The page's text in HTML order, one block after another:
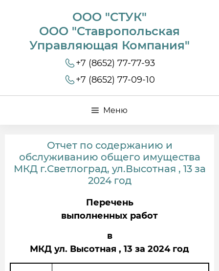
ООО "СТУК"
ООО "Ставропольская
Управляющая Компания"
+7 (8652) 77-77-93
+7 (8652) 77-09-10
Меню
Отчет по содержанию и
обслуживанию общего имущества
МКД г.Светлоград, ул.Высотная , 13 за
2024 год
Перечень
выполненных работ
в
МКД ул. Высотная , 13 за 2024 год